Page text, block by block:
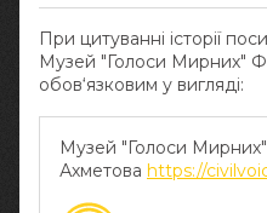
При цитуванні історії
Музей "Голоси Мирних"
обов‘язковим у вигляді:
Музей "Голоси
Ахметова https://